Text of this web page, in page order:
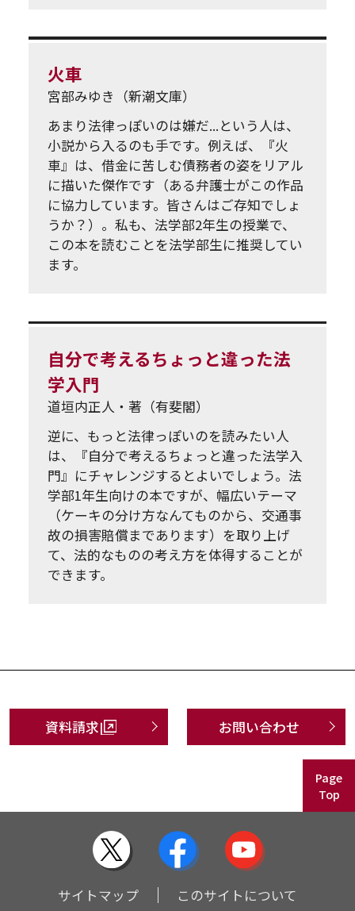
火車
宮部みゆき（新潮文庫）
あまり法律っぽいのは嫌だ...という人は、
小説から入るのも手です。例えば、『火
車』は、借金に苦しむ債務者の姿をリアル
に描いた傑作です（ある弁護士がこの作品
に協力しています。皆さんはご存知でしょ
うか？）。私も、法学部2年生の授業で、
この本を読むことを法学部生に推奨してい
ます。
自分で考えるちょっと違った法
学入門
道垣内正人・著（有斐閣）
逆に、もっと法律っぽいのを読みたい人
は、『自分で考えるちょっと違った法学入
門』にチャレンジするとよいでしょう。法
学部1年生向けの本ですが、幅広いテーマ
（ケーキの分け方なんてものから、交通事
故の損害賠償まであります）を取り上げ
て、法的なものの考え方を体得することが
できます。
資料請求 お問い合わせ
Page
Top
サイトマップ このサイトについて